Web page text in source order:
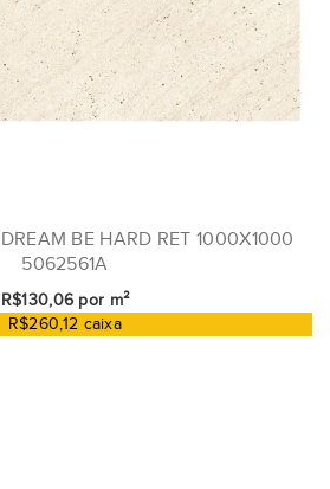
BE HARD RET 1000X1000
5062561A
R$130,06 por m²
R$260,12 caixa